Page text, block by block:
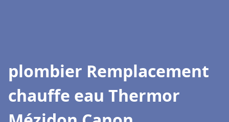
plombier Remplacement
chauffe eau Thermor